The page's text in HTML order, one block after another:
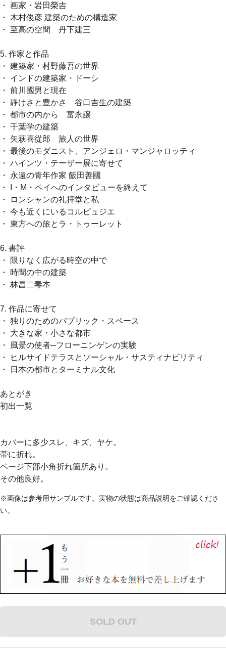
・ 画家・岩田榮吉
・ 木村俊彦 建築のための構造家
・ 至高の空間 丹下建三
5. 作家と作品
・ 建築家・村野藤吾の世界
・ インドの建築家・ドーシ
・ 前川國男と現在
・ 静けさと豊かさ 谷口吉生の建築
・ 都市の内から 富永譲
・ 千葉学の建築
・ 矢萩喜從郎 旅人の世界
・ 最後のモダニスト、アンジェロ・マンジャロッティ
・ ハインツ・テーザー展に寄せて
・ 永遠の青年作家 飯田善國
・ I・M・ペイへのインタビューを終えて
・ ロンシャンの礼拝堂と私
・ 今も近くにいるコルビュジエ
・ 東方への旅とラ・トゥーレット
6. 書評
・ 限りなく広がる時空の中で
・ 時間の中の建築
・ 林昌二毒本
7. 作品に寄せて
・ 独りのためのパブリック・スペース
・ 大きな家・小さな都市
・ 風景の使者─フローニンゲンの実験
・ ヒルサイドテラスとソーシャル・サスティナビリティ
・ 日本の都市とターミナル文化
あとがき
初出一覧
カバーに多少スレ、キズ、ヤケ。
帯に折れ。
ページ下部小角折れ箇所あり。
その他良好。
※画像は参考用サンプルです。実物の状態は商品説明をご確認くださ
い。
SOLD OUT